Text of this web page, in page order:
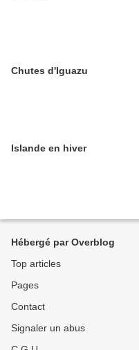
Chutes d'Iguazu
Islande en hiver
Hébergé par Overblog
Top articles
Pages
Contact
Signaler un abus